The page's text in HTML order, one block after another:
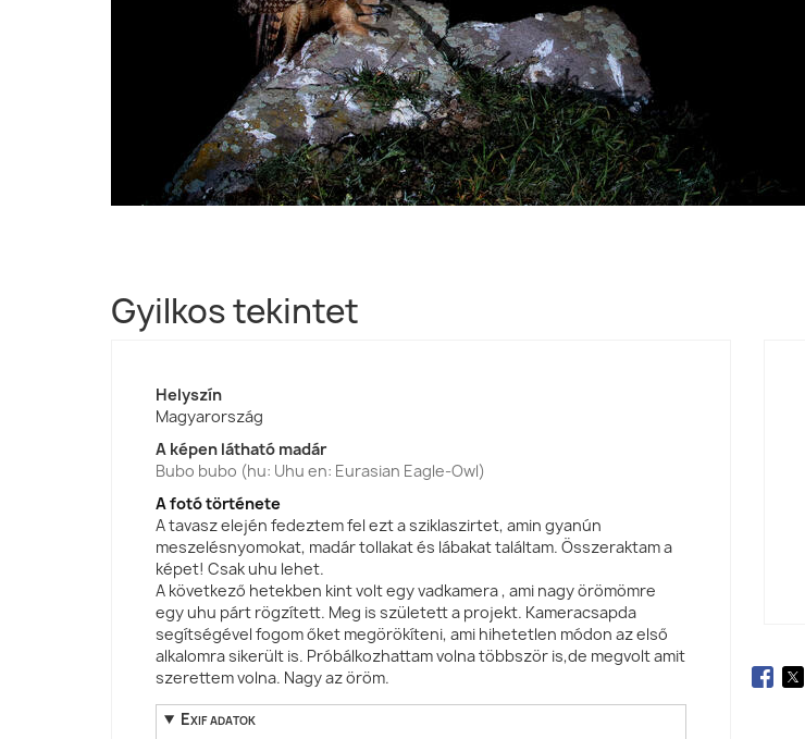
Gyilkos tekintet
Helyszín
Magyarország
A képen látható madár
Bubo bubo (hu: Uhu en: Eurasian Eagle-Owl)
A fotó története
A tavasz elején fedeztem fel ezt a sziklaszirtet, amin gyanún
meszelésnyomokat, madár tollakat és lábakat találtam. Összeraktam a
képet! Csak uhu lehet.
A következő hetekben kint volt egy vadkamera , ami nagy örömömre
egy uhu párt rögzített. Meg is született a projekt. Kameracsapda
segítségével fogom őket megörökíteni, ami hihetetlen módon az első
alkalomra sikerült is. Próbálkozhattam volna többször is,de megvolt amit
szerettem volna. Nagy az öröm.
Exif adatok